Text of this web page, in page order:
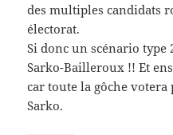
des multiples candidats
électorat.
Si donc un scénario type
Sarko-Bailleroux !! Et
car toute la gôche
Sarko.